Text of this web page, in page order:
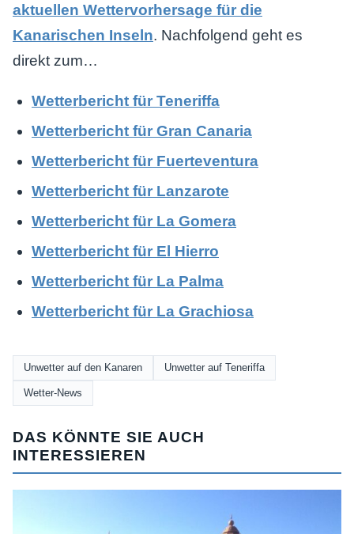
aktuellen Wettervorhersage für die
Kanarischen Inseln. Nachfolgend geht es
direkt zum…
Wetterbericht für Teneriffa
Wetterbericht für Gran Canaria
Wetterbericht für Fuerteventura
Wetterbericht für Lanzarote
Wetterbericht für La Gomera
Wetterbericht für El Hierro
Wetterbericht für La Palma
Wetterbericht für La Grachiosa
Unwetter auf den Kanaren Unwetter auf Teneriffa
Wetter-News
DAS KÖNNTE SIE AUCH
INTERESSIEREN